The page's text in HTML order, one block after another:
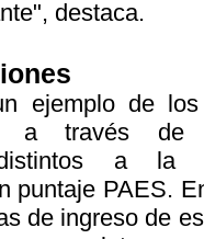
destaca.
ejemplo de los
a través de
a la
puntaje PAES.
de ingreso de